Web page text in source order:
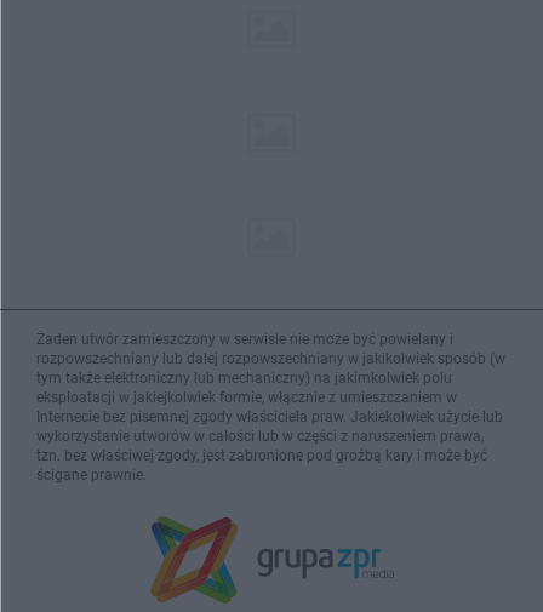
Żaden utwór zamieszczony w serwisie nie może być powielany i
rozpowszechniany lub dalej rozpowszechniany w jakikolwiek sposób (w
tym także elektroniczny lub mechaniczny) na jakimkolwiek polu
eksploatacji w jakiejkolwiek formie, włącznie z umieszczaniem w
Internecie bez pisemnej zgody właściciela praw. Jakiekolwiek użycie lub
wykorzystanie utworów w całości lub w części z naruszeniem prawa,
tzn. bez właściwej zgody, jest zabronione pod groźbą kary i może być
ścigane prawnie.